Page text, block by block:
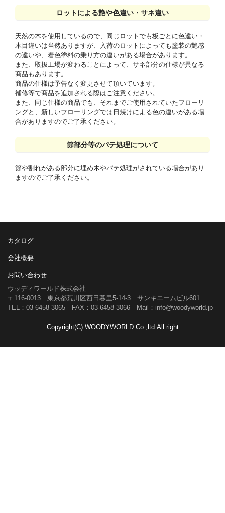
ロットによる艶や色違い・サネ違い
天然の木を使用しているので、同じロットでも板ごとに色違い・
木目違いは当然ありますが、入荷のロットによっても塗装の艶感
の違いや、着色塗料の乗り方の違いがある場合があります。
また、取扱工場が変わることによって、サネ部分の仕様が異なる
商品もあります。
商品の仕様は予告なく変更させて頂いています。
補修等で商品を追加される際はご注意ください。
また、同じ仕様の商品でも、それまでご使用されていたフローリ
ングと、新しいフローリングでは日焼けによる色の違いがある場
合がありますのでご了承ください。
節部分等のパテ処理について
節や割れがある部分に埋め木やパテ処理がされている場合があり
ますのでご了承ください。
カタログ
会社概要
お問い合わせ
ウッディワールド株式会社
〒116-0013 東京都荒川区西日暮里5-14-3 サンキエームビル601
TEL：03-6458-3065 FAX：03-6458-3066 Mail：info@woodyworld.jp
Copyright(C) WOODYWORLD.Co.,ltd.All right